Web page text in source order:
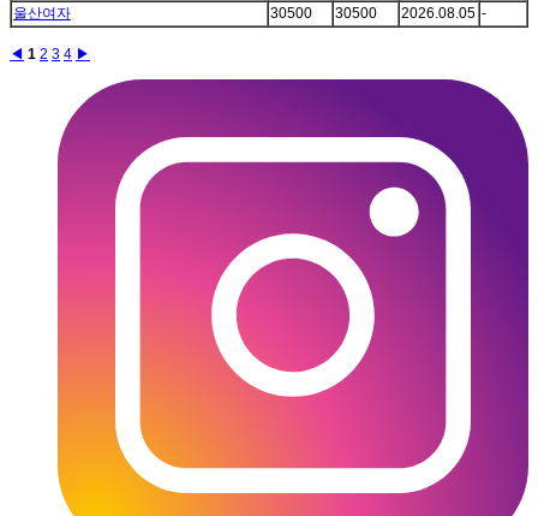
울산여자
30500 30500 2026.08.05 -
◀ 1 2 3 4 ▶